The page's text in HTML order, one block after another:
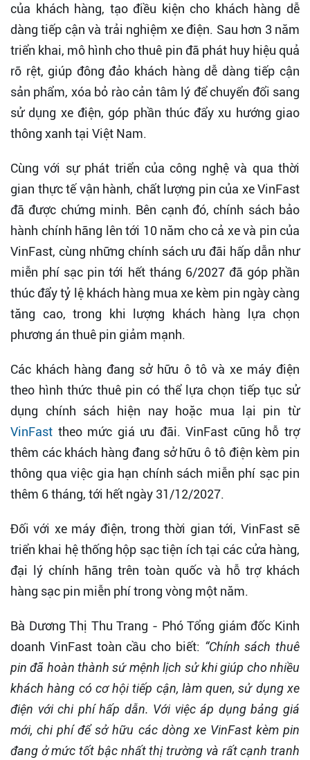
của khách hàng, tạo điều kiện cho khách hàng dễ
dàng tiếp cận và trải nghiệm xe điện. Sau hơn 3 năm
triển khai, mô hình cho thuê pin đã phát huy hiệu quả
rõ rệt, giúp đông đảo khách hàng dễ dàng tiếp cận
sản phẩm, xóa bỏ rào cản tâm lý để chuyển đổi sang
sử dụng xe điện, góp phần thúc đẩy xu hướng giao
thông xanh tại Việt Nam.
Cùng với sự phát triển của công nghệ và qua thời
gian thực tế vận hành, chất lượng pin của xe VinFast
đã được chứng minh. Bên cạnh đó, chính sách bảo
hành chính hãng lên tới 10 năm cho cả xe và pin của
VinFast, cùng những chính sách ưu đãi hấp dẫn như
miễn phí sạc pin tới hết tháng 6/2027 đã góp phần
thúc đẩy tỷ lệ khách hàng mua xe kèm pin ngày càng
tăng cao, trong khi lượng khách hàng lựa chọn
phương án thuê pin giảm mạnh.
Các khách hàng đang sở hữu ô tô và xe máy điện
theo hình thức thuê pin có thể lựa chọn tiếp tục sử
dụng chính sách hiện nay hoặc mua lại pin từ
VinFast theo mức giá ưu đãi. VinFast cũng hỗ trợ
thêm các khách hàng đang sở hữu ô tô điện kèm pin
thông qua việc gia hạn chính sách miễn phí sạc pin
thêm 6 tháng, tới hết ngày 31/12/2027.
Đối với xe máy điện, trong thời gian tới, VinFast sẽ
triển khai hệ thống hộp sạc tiện ích tại các cửa hàng,
đại lý chính hãng trên toàn quốc và hỗ trợ khách
hàng sạc pin miễn phí trong vòng một năm.
Bà Dương Thị Thu Trang - Phó Tổng giám đốc Kinh
doanh VinFast toàn cầu cho biết: “Chính sách thuê
pin đã hoàn thành sứ mệnh lịch sử khi giúp cho nhiều
khách hàng có cơ hội tiếp cận, làm quen, sử dụng xe
điện với chi phí hấp dẫn. Với việc áp dụng bảng giá
mới, chi phí để sở hữu các dòng xe VinFast kèm pin
đang ở mức tốt bậc nhất thị trường và rất cạnh tranh